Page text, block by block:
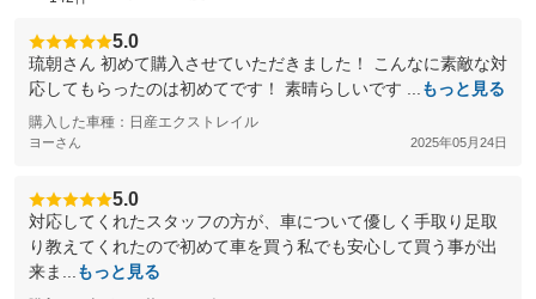
5.0
琉朝さん 初めて購入させていただきました！ こんなに素敵な対
応してもらったのは初めてです！ 素晴らしいです ...
もっと見る
購入した車種：日産エクストレイル
ヨーさん 2025年05月24日
5.0
対応してくれたスタッフの方が、車について優しく手取り足取
り教えてくれたので初めて車を買う私でも安心して買う事が出
来ま...
もっと見る